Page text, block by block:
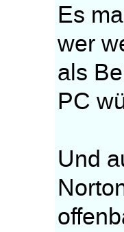
Es
wer
als
PC
Und